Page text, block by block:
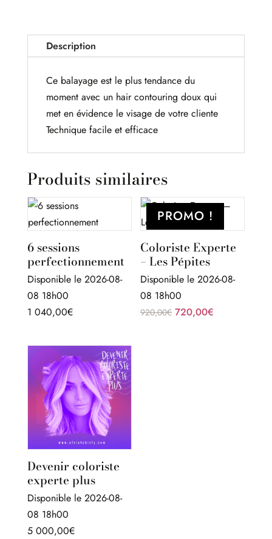
Description
Ce balayage est le plus tendance du
moment avec un hair contouring doux qui
met en évidence le visage de votre cliente
Technique facile et efficace
Produits similaires
6 sessions
perfectionnement
Disponible le 2026-08-
08 18h00
1 040,00€
PROMO !
Coloriste Experte
– Les Pépites
Disponible le 2026-08-
08 18h00
920,00€ Le
720,00€
Devenir coloriste
experte plus
Disponible le 2026-08-
08 18h00
5 000,00€